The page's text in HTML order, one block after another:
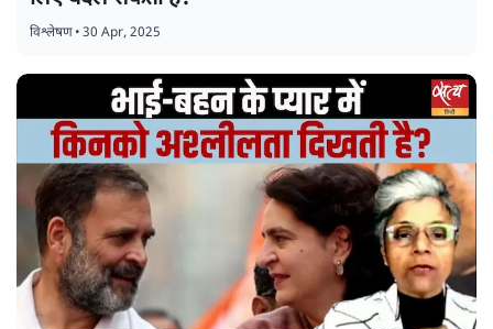
विश्लेषण•30 Apr, 2025